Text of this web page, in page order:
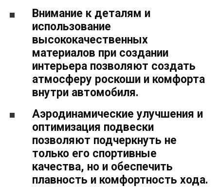
Внимание к деталям и
использование
высококачественных
материалов при создании
интерьера позволяют создать
атмосферу роскоши и комфорта
внутри автомобиля.
Аэродинамические улучшения и
оптимизация подвески
позволяют подчеркнуть не
только его спортивные
качества, но и обеспечить
плавность и комфортность хода.